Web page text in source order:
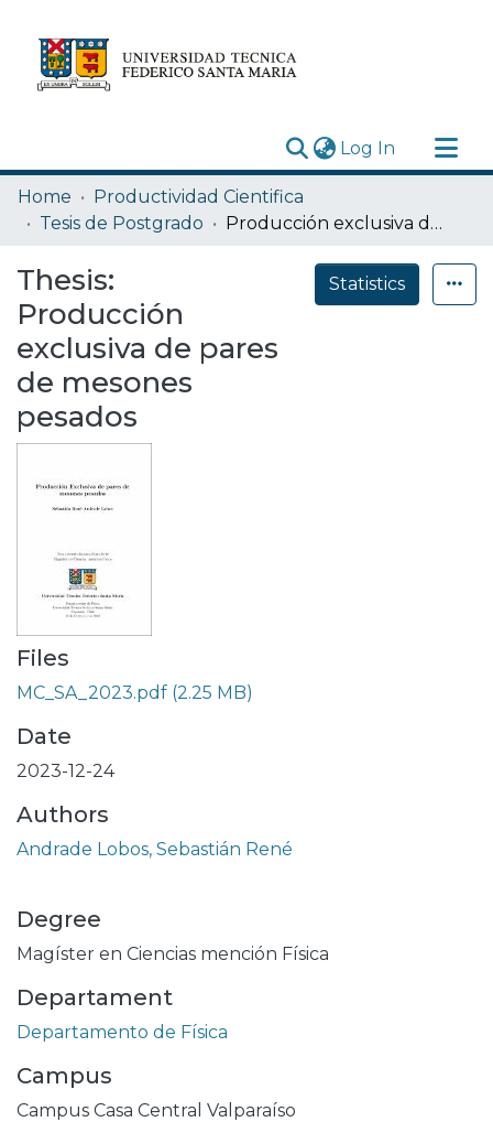
Log In (current)
Research Outputs
Statistics
Depósito
Home
Productividad Cientifica
Tesis de Postgrado
Producción exclusiva de pares de mesones pesados
Thesis:
Producción
exclusiva de pares
de mesones
pesados
Statistics
Files
MC_SA_2023.pdf (2.25 MB)
Date
2023-12-24
Authors
Andrade Lobos, Sebastián René
Degree
Magíster en Ciencias mención Física
Departament
Departamento de Física
Campus
Campus Casa Central Valparaíso